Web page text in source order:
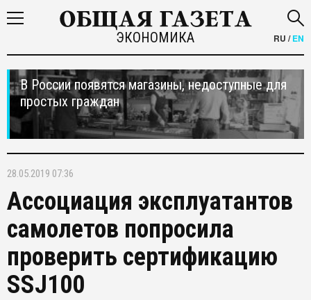
ЭКОНОМИКА RU /EN
В России появятся магазины, недоступные для
простых граждан
28.05.2019 07:36
Ассоциация эксплуатантов
самолетов попросила
проверить сертификацию
SSJ100